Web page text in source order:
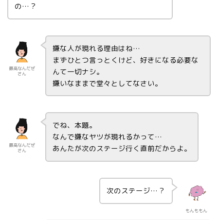
の…？
最高なんだぜ
さん
嫌な人が現れる理由はね…
まずひとつ言っとくけど、好きになる必要な
んて一切ナシ。
嫌いなままで堂々としてなさい。
最高なんだぜ
さん
でね、本題。
なんで嫌なヤツが現れるかって…
あんたが次のステージ行く直前だからよ。
もんももん
次のステージ…？